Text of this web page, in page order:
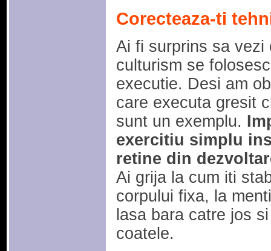
Corecteaza-ti
Ai fi surprins sa vezi
culturism se
executie. Desi am
care executa gresit
sunt un exemplu.
exercitiu simplu
retine din
Ai grija la cum iti
corpului fixa, la
lasa bara catre jos
coatele.